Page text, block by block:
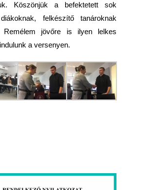
Köszönjük a befektetett sok
felkészítő tanároknak
Remélem jövőre is ilyen lelkes
a versenyen.